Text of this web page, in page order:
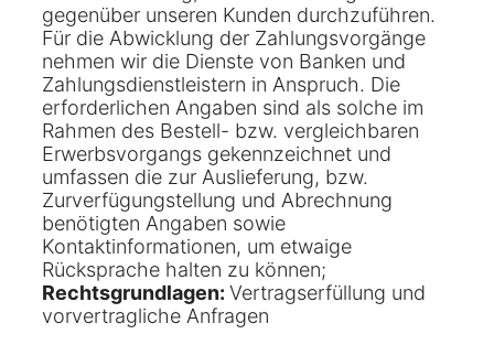
gegenüber unseren Kunden durchzuführen.
Für die Abwicklung der Zahlungsvorgänge
nehmen wir die Dienste von Banken und
Zahlungsdienstleistern in Anspruch. Die
erforderlichen Angaben sind als solche im
Rahmen des Bestell- bzw. vergleichbaren
Erwerbsvorgangs gekennzeichnet und
umfassen die zur Auslieferung, bzw.
Zurverfügungstellung und Abrechnung
benötigten Angaben sowie
Kontaktinformationen, um etwaige
Rücksprache halten zu können;
Rechtsgrundlagen: Vertragserfüllung und
vorvertragliche Anfragen